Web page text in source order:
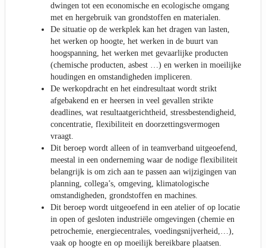
dwingen tot een economische en ecologische omgang
met en hergebruik van grondstoffen en materialen.
De situatie op de werkplek kan het dragen van lasten,
het werken op hoogte, het werken in de buurt van
hoogspanning, het werken met gevaarlijke producten
(chemische producten, asbest …) en werken in moeilijke
houdingen en omstandigheden impliceren.
De werkopdracht en het eindresultaat wordt strikt
afgebakend en er heersen in veel gevallen strikte
deadlines, wat resultaatgerichtheid, stressbestendigheid,
concentratie, flexibiliteit en doorzettingsvermogen
vraagt.
Dit beroep wordt alleen of in teamverband uitgeoefend,
meestal in een onderneming waar de nodige flexibiliteit
belangrijk is om zich aan te passen aan wijzigingen van
planning, collega’s, omgeving, klimatologische
omstandigheden, grondstoffen en machines.
Dit beroep wordt uitgeoefend in een atelier of op locatie
in open of gesloten industriële omgevingen (chemie en
petrochemie, energiecentrales, voedingsnijverheid,…),
vaak op hoogte en op moeilijk bereikbare plaatsen.